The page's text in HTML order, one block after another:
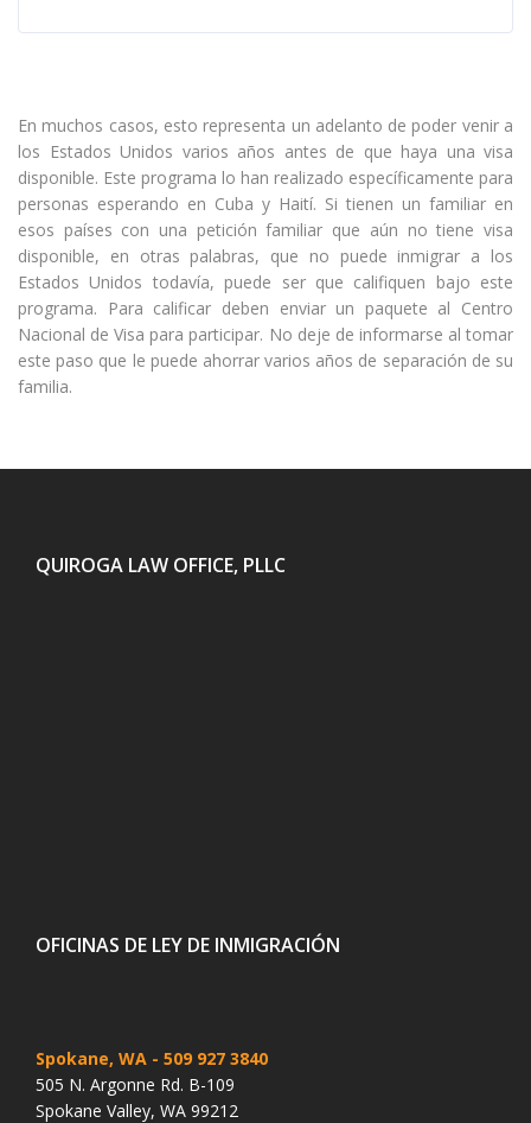
En muchos casos, esto representa un adelanto de poder venir a
los Estados Unidos varios años antes de que haya una visa
disponible. Este programa lo han realizado específicamente para
personas esperando en Cuba y Haití. Si tienen un familiar en
esos países con una petición familiar que aún no tiene visa
disponible, en otras palabras, que no puede inmigrar a los
Estados Unidos todavía, puede ser que califiquen bajo este
programa. Para calificar deben enviar un paquete al Centro
Nacional de Visa para participar. No deje de informarse al tomar
este paso que le puede ahorrar varios años de separación de su
familia.
QUIROGA LAW OFFICE, PLLC
OFICINAS DE LEY DE INMIGRACIÓN
Spokane, WA - 509 927 3840
505 N. Argonne Rd. B-109
Spokane Valley, WA 99212